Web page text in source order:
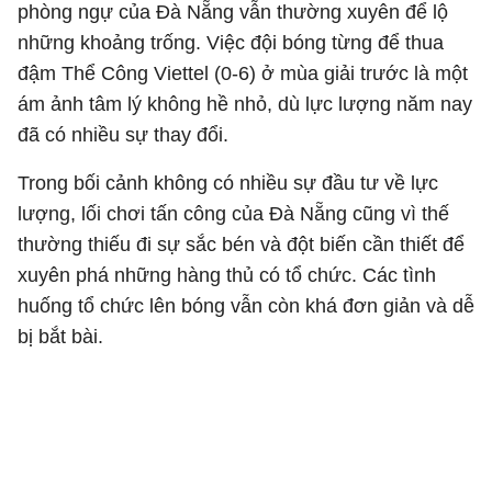
phòng ngự của Đà Nẵng vẫn thường xuyên để lộ
những khoảng trống. Việc đội bóng từng để thua
đậm Thể Công Viettel (0-6) ở mùa giải trước là một
ám ảnh tâm lý không hề nhỏ, dù lực lượng năm nay
đã có nhiều sự thay đổi.
Trong bối cảnh không có nhiều sự đầu tư về lực
lượng, lối chơi tấn công của Đà Nẵng cũng vì thế
thường thiếu đi sự sắc bén và đột biến cần thiết để
xuyên phá những hàng thủ có tổ chức. Các tình
huống tổ chức lên bóng vẫn còn khá đơn giản và dễ
bị bắt bài.